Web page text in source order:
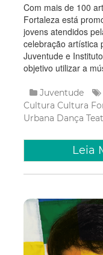
Com mais de 100
Fortaleza está
jovens atendidos
celebração artística
Juventude e
objetivo utilizar a
Juventude
Cultura Cultura
Urbana Dança
Leia